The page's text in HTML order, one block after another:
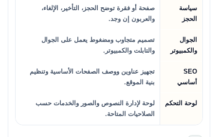
سياسة
الحجز
صفحة أو فقرة توضح الحجز، التأخير، الإلغاء،
والعربون إن وجد.
الجوال
والكمبيوتر
تصميم متجاوب ومضغوط يعمل على الجوال
والتابلت والكمبيوتر.
SEO
أساسي
تجهيز عناوين ووصف الصفحات الأساسية وتنظيم
بنية الموقع.
لوحة التحكم
لوحة لإدارة النصوص والصور والخدمات حسب
الصلاحيات المتاحة.